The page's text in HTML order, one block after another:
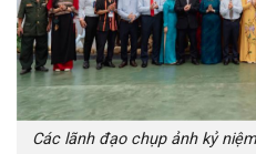
Các lãnh đạo chụp ảnh kỷ